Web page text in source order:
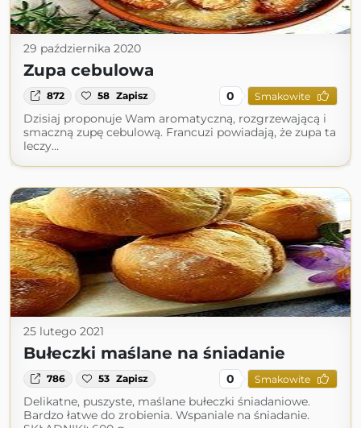
29 października 2020
Zupa cebulowa
872 58 Zapisz 0 Smakowite
Dzisiaj proponuje Wam aromatyczną, rozgrzewającą i
smaczną zupę cebulową. Francuzi powiadają, że zupa ta
leczy…
25 lutego 2021
Bułeczki maślane na śniadanie
786 53 Zapisz 0 Smakowite
Delikatne, puszyste, maślane bułeczki śniadaniowe.
Bardzo łatwe do zrobienia. Wspaniale na śniadanie.